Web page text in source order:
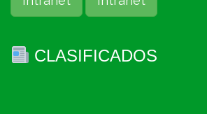
CLASIFICADOS